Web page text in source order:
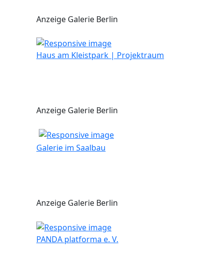
Anzeige Galerie Berlin
Haus am Kleistpark | Projektraum
Anzeige Galerie Berlin
Galerie im Saalbau
Anzeige Galerie Berlin
PANDA platforma e. V.